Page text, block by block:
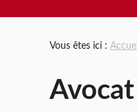
Vous êtes ici : Accueil